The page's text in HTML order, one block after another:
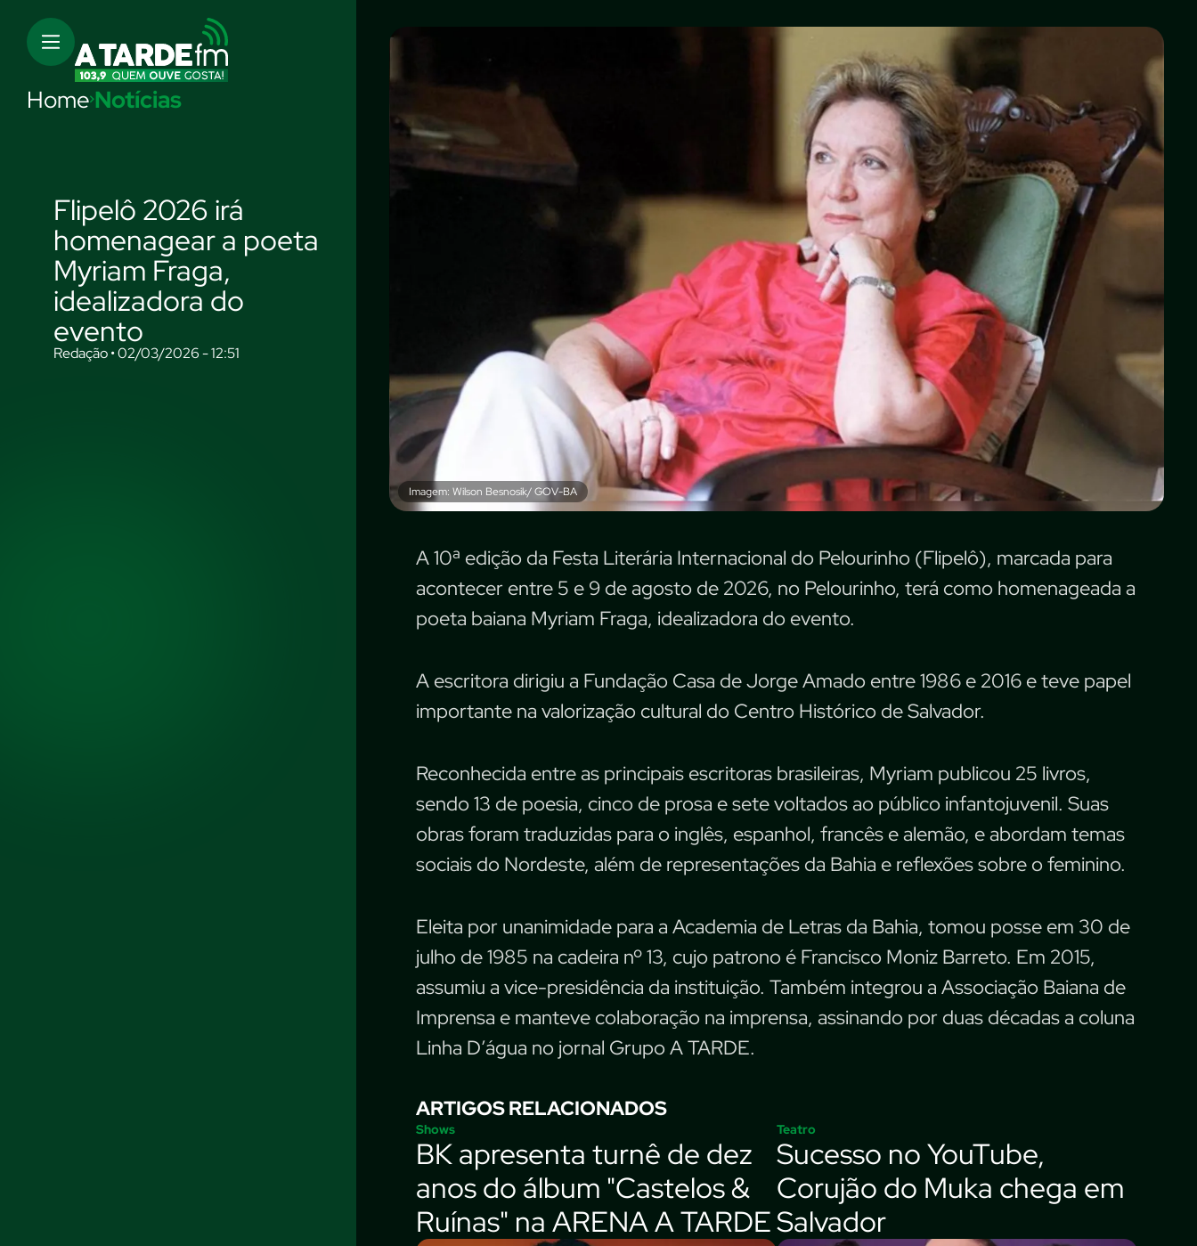
Home Notícias
Flipelô 2026 irá
homenagear a poeta
Myriam Fraga,
idealizadora do
evento
Redação • 02/03/2026 - 12:51
Imagem: Wilson Besnosik/ GOV-BA
A 10ª edição da Festa Literária Internacional do Pelourinho (Flipelô), marcada para
acontecer entre 5 e 9 de agosto de 2026, no Pelourinho, terá como homenageada a
poeta baiana Myriam Fraga, idealizadora do evento.
A escritora dirigiu a Fundação Casa de Jorge Amado entre 1986 e 2016 e teve papel
importante na valorização cultural do Centro Histórico de Salvador.
Reconhecida entre as principais escritoras brasileiras, Myriam publicou 25 livros,
sendo 13 de poesia, cinco de prosa e sete voltados ao público infantojuvenil. Suas
obras foram traduzidas para o inglês, espanhol, francês e alemão, e abordam temas
sociais do Nordeste, além de representações da Bahia e reflexões sobre o feminino.
Eleita por unanimidade para a Academia de Letras da Bahia, tomou posse em 30 de
julho de 1985 na cadeira nº 13, cujo patrono é Francisco Moniz Barreto. Em 2015,
assumiu a vice-presidência da instituição. Também integrou a Associação Baiana de
Imprensa e manteve colaboração na imprensa, assinando por duas décadas a coluna
Linha D’água no jornal Grupo A TARDE.
ARTIGOS RELACIONADOS
Shows
BK apresenta turnê de dez
anos do álbum "Castelos &
Ruínas" na ARENA A TARDE
Teatro
Sucesso no YouTube,
Corujão do Muka chega em
Salvador